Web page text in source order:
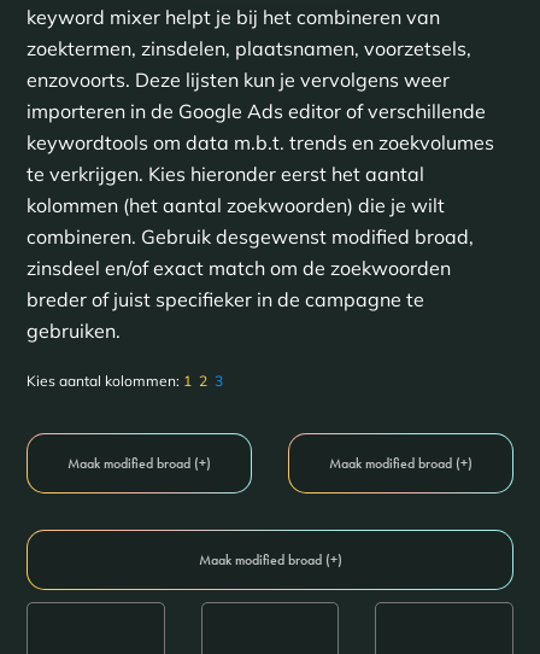
keyword mixer helpt je bij het combineren van
zoektermen, zinsdelen, plaatsnamen, voorzetsels,
enzovoorts. Deze lijsten kun je vervolgens weer
importeren in de Google Ads editor of verschillende
keywordtools om data m.b.t. trends en zoekvolumes
te verkrijgen. Kies hieronder eerst het aantal
kolommen (het aantal zoekwoorden) die je wilt
combineren. Gebruik desgewenst modified broad,
zinsdeel en/of exact match om de zoekwoorden
breder of juist specifieker in de campagne te
gebruiken.
Kies aantal kolommen: 1 2 3
Maak modified broad (+) Maak modified broad (+)
Maak modified broad (+)